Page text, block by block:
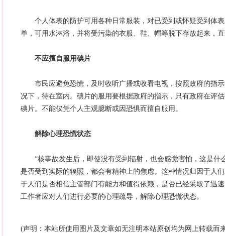
个人体表的防护可用各种日常服装，对已受到或怀疑受到体表
单，可用水淋浴，并将受污染的衣服、鞋、帽等脱下存放起来，
不应擅自服用碘片
市民应避免恐慌，及时收听广播或收看电视，按照政府的指示
况下，待在室内。碘片的服用要根据政府的指示，只有政府在评
碘片。不能仅凭个人主观臆断或因恐惧而擅自服用。
解除心理恐慌状态
“核事故发生后，即使没有受到辐射，也会感觉害怕，这是什
是否受到实际的辐照，都会有精神上的焦虑。这种情况归因于人
于人们是否相信主管部门有能力和值得依赖，是否已经采取了迅
工作者应对人们进行必要的心理疏导，解除心理恐慌状态。
(声明：本站所使用图片及文章如无注明本站原创均为网上转载而